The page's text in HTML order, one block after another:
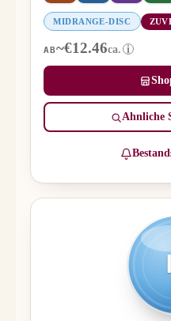
MIDRANGE-DISC
AB~€12.46ca. i
Ähnliche